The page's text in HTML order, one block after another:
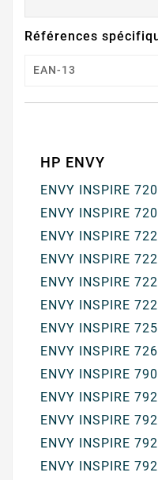
Références
EAN-13
HP ENVY
ENVY INSPIRE
ENVY INSPIRE
ENVY INSPIRE
ENVY INSPIRE
ENVY INSPIRE
ENVY INSPIRE
ENVY INSPIRE
ENVY INSPIRE
ENVY INSPIRE
ENVY INSPIRE
ENVY INSPIRE
ENVY INSPIRE
ENVY INSPIRE